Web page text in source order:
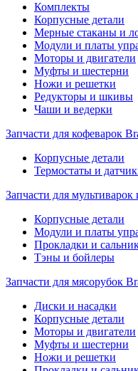
Комплекты
Корпусные детали
Мерные стаканы и
Модули и платы
Моторы и двигатели
Муфты и шестерни
Ножи и решетки
Редукторы и шкивы
Чаши и ведерки
Запчасти для кофеварок
Корпусные детали
Термостаты и
Запчасти для
Корпусные детали
Модули и платы
Прокладки и
Тэны и бойлеры
Запчасти для мясорубок
Диски и насадки
Корпусные детали
Моторы и двигатели
Муфты и шестерни
Ножи и решетки